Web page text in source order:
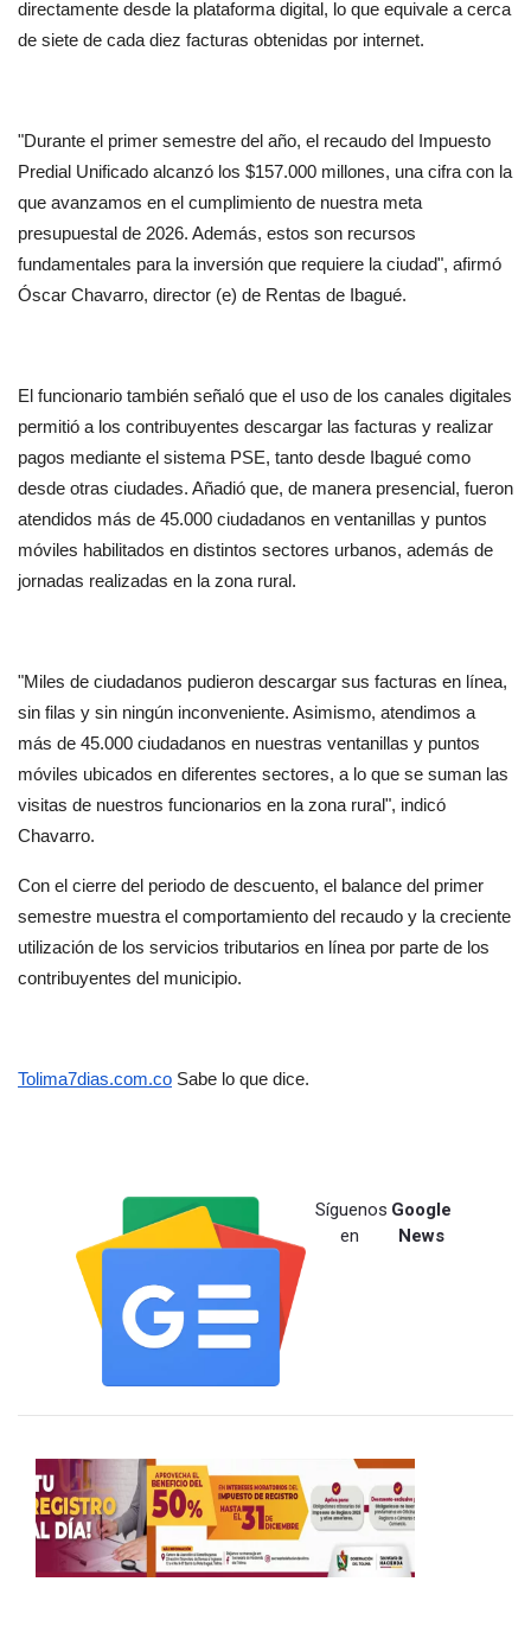
directamente desde la plataforma digital, lo que equivale a cerca
de siete de cada diez facturas obtenidas por internet.
"Durante el primer semestre del año, el recaudo del Impuesto
Predial Unificado alcanzó los $157.000 millones, una cifra con la
que avanzamos en el cumplimiento de nuestra meta
presupuestal de 2026. Además, estos son recursos
fundamentales para la inversión que requiere la ciudad", afirmó
Óscar Chavarro, director (e) de Rentas de Ibagué.
El funcionario también señaló que el uso de los canales digitales
permitió a los contribuyentes descargar las facturas y realizar
pagos mediante el sistema PSE, tanto desde Ibagué como
desde otras ciudades. Añadió que, de manera presencial, fueron
atendidos más de 45.000 ciudadanos en ventanillas y puntos
móviles habilitados en distintos sectores urbanos, además de
jornadas realizadas en la zona rural.
"Miles de ciudadanos pudieron descargar sus facturas en línea,
sin filas y sin ningún inconveniente. Asimismo, atendimos a
más de 45.000 ciudadanos en nuestras ventanillas y puntos
móviles ubicados en diferentes sectores, a lo que se suman las
visitas de nuestros funcionarios en la zona rural", indicó
Chavarro.
Con el cierre del periodo de descuento, el balance del primer
semestre muestra el comportamiento del recaudo y la creciente
utilización de los servicios tributarios en línea por parte de los
contribuyentes del municipio.
Tolima7dias.com.co Sabe lo que dice.
Síguenos
en
Google
News